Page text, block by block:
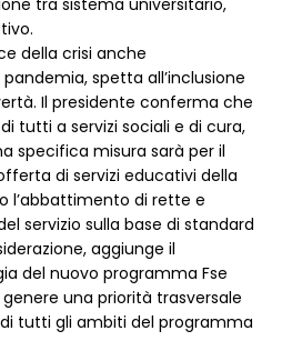
tra sistema universitario,
della crisi anche
spetta all’inclusione
Il presidente conferma che
tutti a servizi sociali e di cura,
specifica misura sarà per il
di servizi educativi della
l’abbattimento di rette e
servizio sulla base di standard
aggiunge il
del nuovo programma Fse
una priorità trasversale
tutti gli ambiti del programma